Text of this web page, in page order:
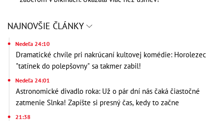
NAJNOVŠIE ČLÁNKY
Nedeľa 24:10
Dramatické chvíle pri nakrúcaní kultovej komédie: Horolezec
"tatínek do polepšovny" sa takmer zabil!
Nedeľa 24:01
Astronomické divadlo roka: Už o pár dní nás čaká čiastočné
zatmenie Slnka! Zapíšte si presný čas, kedy to začne
21:38